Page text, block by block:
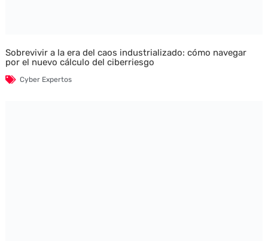
Sobrevivir a la era del caos industrializado: cómo navegar
por el nuevo cálculo del ciberriesgo
Cyber Expertos